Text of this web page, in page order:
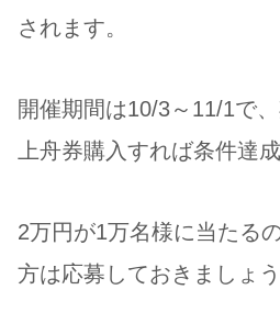
されます。
開催期間は10/3～11/1で
上舟券購入すれば条件達成
2万円が1万名様に当たる
方は応募しておきましょう